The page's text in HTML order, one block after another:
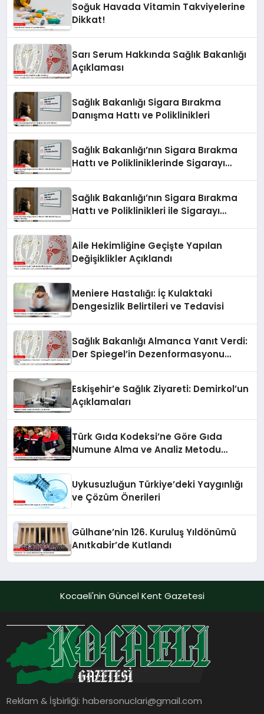
Soğuk Havada Vitamin Takviyelerine
Dikkat!
Sarı Serum Hakkında Sağlık Bakanlığı
Açıklaması
Sağlık Bakanlığı Sigara Bırakma
Danışma Hattı ve Poliklinikleri
Sağlık Bakanlığı’nın Sigara Bırakma
Hattı ve Polikliniklerinde Sigarayı
Sağlık Bakanlığı’nın Sigara Bırakma
Hattı ve Poliklinikleri ile Sigarayı
Aile Hekimliğine Geçişte Yapılan
Değişiklikler Açıklandı
Meniere Hastalığı: İç Kulaktaki
Dengesizlik Belirtileri ve Tedavisi
Sağlık Bakanlığı Almanca Yanıt Verdi:
Der Spiegel’in Dezenformasyonu
Eskişehir’e Sağlık Ziyareti: Demirkol’un
Açıklamaları
Türk Gıda Kodeksi’ne Göre Gıda
Numune Alma ve Analiz Metodu
Uykusuzluğun Türkiye’deki Yaygınlığı
ve Çözüm Önerileri
Gülhane’nin 126. Kuruluş Yıldönümü
Anıtkabir’de Kutlandı
Kocaeli'nin Güncel Kent Gazetesi
Reklam & İşbirliği:habersonuclari@gmail.com